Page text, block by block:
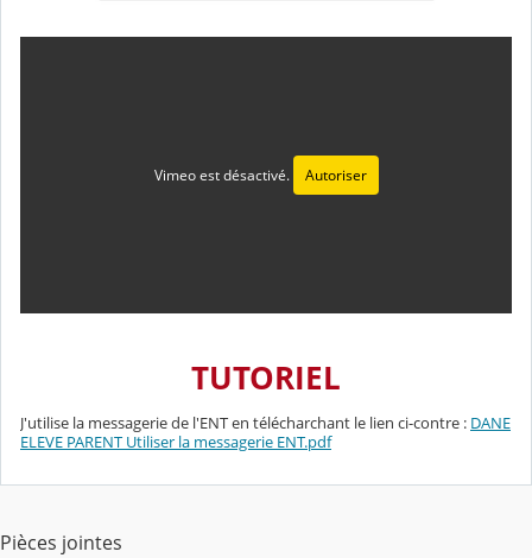
Vimeo est désactivé. Autoriser
TUTORIEL
J'utilise la messagerie de l'ENT en télécharchant le lien ci-contre : DANE
ELEVE PARENT Utiliser la messagerie ENT.pdf
Pièces jointes